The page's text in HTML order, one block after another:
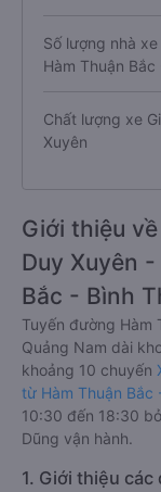
Số lượng nhà
Hàm Thuận
Chất lượng xe
Xuyên
Giới thiệu
Duy Xuyên
Bắc - Bình
Tuyến đường Hàm
Quảng Nam dài
khoảng 10 chuyến
từ Hàm Thuận Bắc
10:30 đến 18:30
Dũng vận hành.
1. Giới thiệu